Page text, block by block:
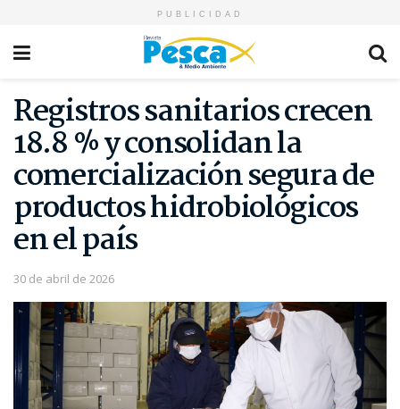
PUBLICIDAD
Registros sanitarios crecen
18.8 % y consolidan la
comercialización segura de
productos hidrobiológicos
en el país
30 de abril de 2026